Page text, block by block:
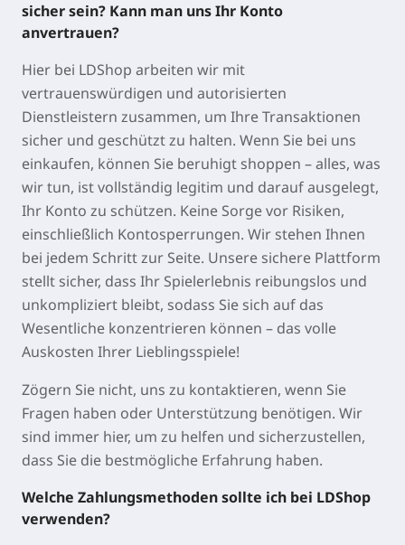
sicher sein? Kann man uns Ihr Konto
anvertrauen?
Hier bei LDShop arbeiten wir mit
vertrauenswürdigen und autorisierten
Dienstleistern zusammen, um Ihre Transaktionen
sicher und geschützt zu halten. Wenn Sie bei uns
einkaufen, können Sie beruhigt shoppen – alles, was
wir tun, ist vollständig legitim und darauf ausgelegt,
Ihr Konto zu schützen. Keine Sorge vor Risiken,
einschließlich Kontosperrungen. Wir stehen Ihnen
bei jedem Schritt zur Seite. Unsere sichere Plattform
stellt sicher, dass Ihr Spielerlebnis reibungslos und
unkompliziert bleibt, sodass Sie sich auf das
Wesentliche konzentrieren können – das volle
Auskosten Ihrer Lieblingsspiele!
Zögern Sie nicht, uns zu kontaktieren, wenn Sie
Fragen haben oder Unterstützung benötigen. Wir
sind immer hier, um zu helfen und sicherzustellen,
dass Sie die bestmögliche Erfahrung haben.
Welche Zahlungsmethoden sollte ich bei LDShop
verwenden?